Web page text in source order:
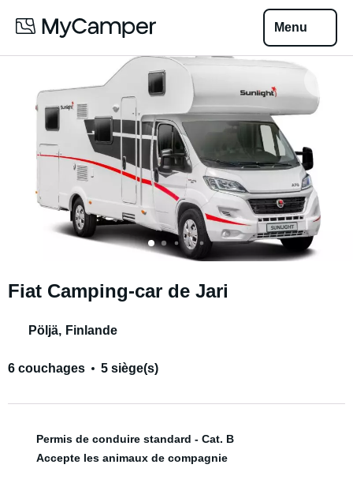
Menu
Fiat Camping-car de Jari
Pöljä, Finlande
6 couchages 5 siège(s)
Permis de conduire standard - Cat. B
Accepte les animaux de compagnie